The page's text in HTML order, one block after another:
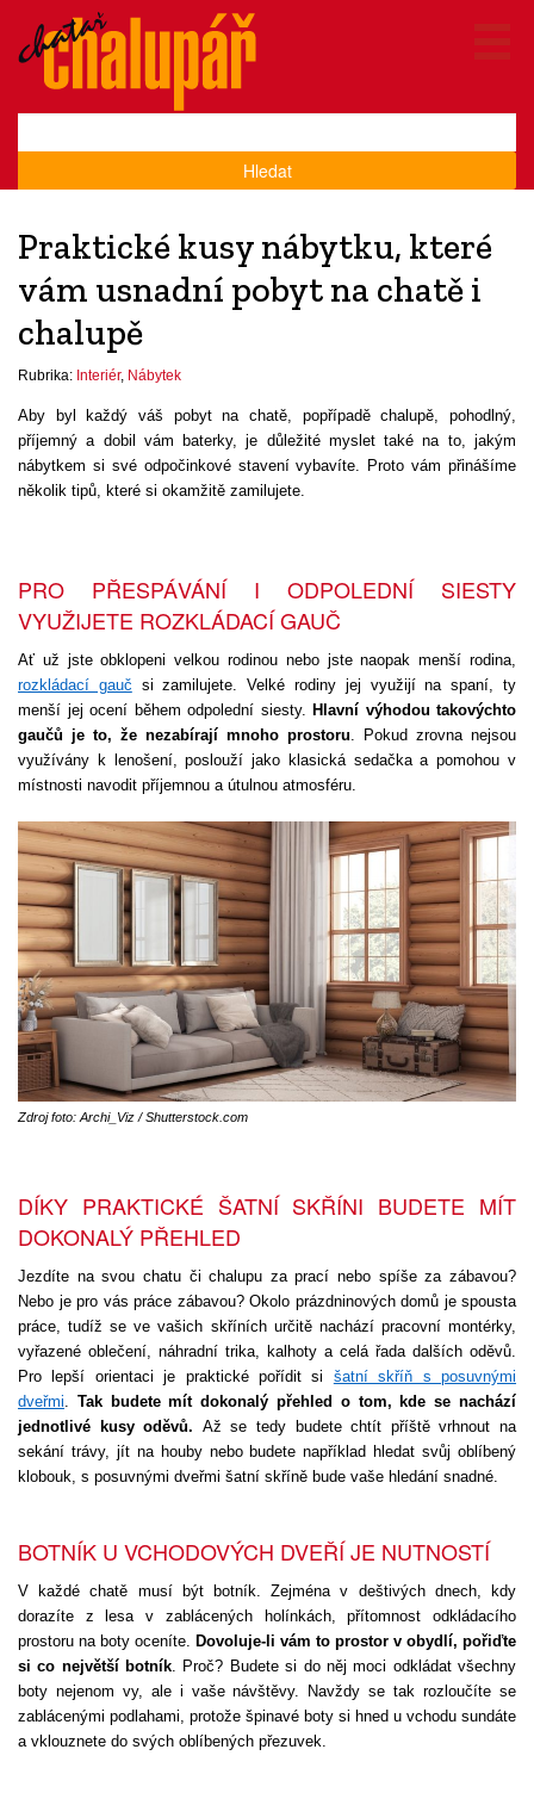
Hledat
Praktické kusy nábytku, které
vám usnadní pobyt na chatě i
chalupě
Rubrika: Interiér, Nábytek
Aby byl každý váš pobyt na chatě, popřípadě chalupě, pohodlný,
příjemný a dobil vám baterky, je důležité myslet také na to, jakým
nábytkem si své odpočinkové stavení vybavíte. Proto vám přinášíme
několik tipů, které si okamžitě zamilujete.
PRO PŘESPÁVÁNÍ I ODPOLEDNÍ SIESTY
VYUŽIJETE ROZKLÁDACÍ GAUČ
Ať už jste obklopeni velkou rodinou nebo jste naopak menší rodina,
rozkládací gauč si zamilujete. Velké rodiny jej využijí na spaní, ty
menší jej ocení během odpolední siesty. Hlavní výhodou takovýchto
gaučů je to, že nezabírají mnoho prostoru. Pokud zrovna nejsou
využívány k lenošení, poslouží jako klasická sedačka a pomohou v
místnosti navodit příjemnou a útulnou atmosféru.
Zdroj foto: Archi_Viz / Shutterstock.com
DÍKY PRAKTICKÉ ŠATNÍ SKŘÍNI BUDETE MÍT
DOKONALÝ PŘEHLED
Jezdíte na svou chatu či chalupu za prací nebo spíše za zábavou?
Nebo je pro vás práce zábavou? Okolo prázdninových domů je spousta
práce, tudíž se ve vašich skříních určitě nachází pracovní montérky,
vyřazené oblečení, náhradní trika, kalhoty a celá řada dalších oděvů.
Pro lepší orientaci je praktické pořídit si šatní skříň s posuvnými
dveřmi
Tak budete mít dokonalý přehled o tom, kde se nachází
jednotlivé kusy oděvů. Až se tedy budete chtít příště vrhnout na
sekání trávy, jít na houby nebo budete například hledat svůj oblíbený
klobouk, s posuvnými dveřmi šatní skříně bude vaše hledání snadné.
BOTNÍK U VCHODOVÝCH DVEŘÍ JE NUTNOSTÍ
V každé chatě musí být botník. Zejména v deštivých dnech, kdy
dorazíte z lesa v zablácených holínkách, přítomnost odkládacího
prostoru na boty oceníte. Dovoluje-li vám to prostor v obydlí, pořiďte
si co největší botník. Proč? Budete si do něj moci odkládat všechny
boty nejenom vy, ale i vaše návštěvy. Navždy se tak rozloučíte se
zablácenými podlahami, protože špinavé boty si hned u vchodu sundáte
a vklouznete do svých oblíbených přezuvek.